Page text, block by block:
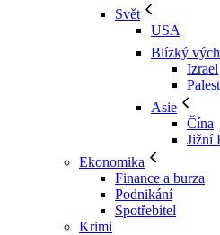
Svět
USA
Blízký
Izrael
Asie
Čína
Jižní
Ekonomika
Finance a burza
Podnikání
Spotřebitel
Krimi